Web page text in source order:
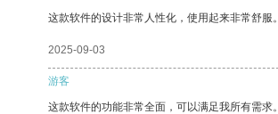
这款软件的设计非常人性化，使用起来非常舒服。
2025-09-03
游客
这款软件的功能非常全面，可以满足我所有需求。